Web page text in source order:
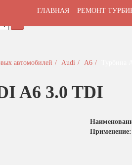
ГЛАВНАЯ РЕМОНТ
автомобилей Audi A6
A6 3.0 TDI
Применение: